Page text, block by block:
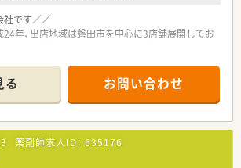
社です／／
年、出店地域は磐田市を中心に3店舗展開してお
剤室に入り、従業員と同じ目線をお持ちです。
在宅業務を推進しており、国が目指す薬局の在り
運営をされています。
いて／／
舗のラウンダーのお仕事！
業務ならびに、その他在宅調剤・配達がメインで
る お問い合わせ
薬剤師求人ID： 635176